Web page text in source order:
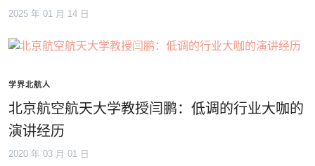
2025 年 01 月 14 日
学界北航人
北京航空航天大学教授闫鹏：低调的行业大咖的
演讲经历
2020 年 03 月 01 日